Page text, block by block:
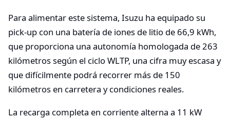
Para alimentar este sistema, Isuzu ha equipado su
pick-up con una batería de iones de litio de 66,9 kWh,
que proporciona una autonomía homologada de 263
kilómetros según el ciclo WLTP, una cifra muy escasa y
que difícilmente podrá recorrer más de 150
kilómetros en carretera y condiciones reales.
La recarga completa en corriente alterna a 11 kW